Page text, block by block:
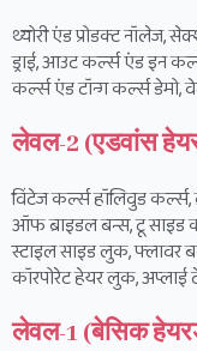
थ्योरी एंड प्रोडक्ट नॉलेज,
ड्राई, आउट कर्ल्स एंड इन
कर्ल्स एंड टॉन्ग कर्ल्स डेमो,
लेवल-2 (एडवांस
विंटेज कर्ल्स हॉलिवुड
ऑफ ब्राइडल बन्स, टू साइड
स्टाइल साइड लुक, फ्लावर
कॉरपोरेट हेयर लुक, अप्लाई
लेवल-1 (बेसिक